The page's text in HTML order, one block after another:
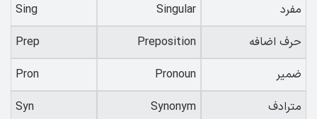
مفرد
Singular
Sing
حرف اضافه
Preposition
Prep
ضمیر
Pronoun
Pron
مترادف
Synonym
Syn